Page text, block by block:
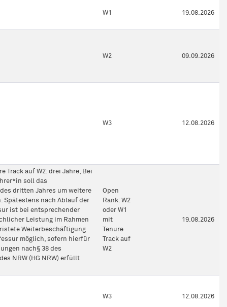
W1 19.08.2026
W2 09.09.2026
W3 12.08.2026
Track auf W2: drei Jahre, Bei
soll das
dritten Jahres um weitere
Spätestens nach Ablauf der
ist bei entsprechender
Leistung im Rahmen
Weiterbeschäftigung
möglich, sofern hierfür
nach§ 38 des
NRW (HG NRW) erfüllt
Open
Rank: W2
oder W1
mit
Tenure
Track auf
W2
19.08.2026
W3 12.08.2026